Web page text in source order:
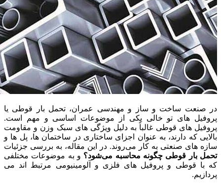
در صنعت ساخت و ساز و مهندسی عمران، تحمل بار قوطی یا
پروفیل‌ های تو خالی یکی از موضوعات اساسی و مهم است.
پروفیل‌ های قوطی غالباً به دلیل ویژگی‌ های سبک وزن و مقاومت
بالایی که دارند، به عنوان اجزای ساختاری در ساختمان‌ ها، پل‌ ها و
سازه‌ های صنعتی به کار می‌روند. در این مقاله، به بررسی جزئیات
تحمل بار قوطی چگونه محاسبه می‌شود؟ و به موضوعات مختلفی
که با قوطی و پروفیل‌ های فلزی و آلومینیومی مرتبط‌ اند می‌
پردازیم.